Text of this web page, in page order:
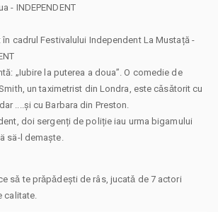
- INDEPENDENT
cadrul Festivalului Independent La Mustață -
„Iubire la puterea a doua”. O comedie de
un taximetrist din Londra, este cǎsǎtorit cu
....şi cu Barbara din Preston.
doi sergenți de poliție iau urma bigamului
sä-l demaște.
sǎ te prǎpǎdești de râs, jucatǎ de 7 actori
calitate.